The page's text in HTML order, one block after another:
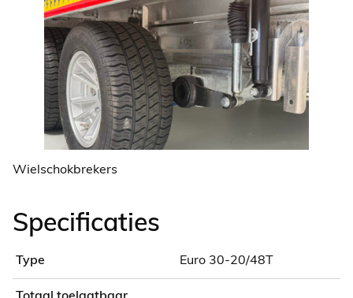
Wielschokbrekers
Specificaties
Type Euro 30-20/48T